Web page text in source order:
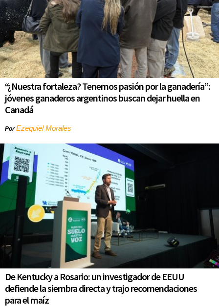
“¿Nuestra fortaleza? Tenemos pasión por la ganadería”:
jóvenes ganaderos argentinos buscan dejar huella en
Canadá
PorEzequiel Morales
De Kentucky a Rosario: un investigador de EEUU
defiende la siembra directa y trajo recomendaciones
para el maíz